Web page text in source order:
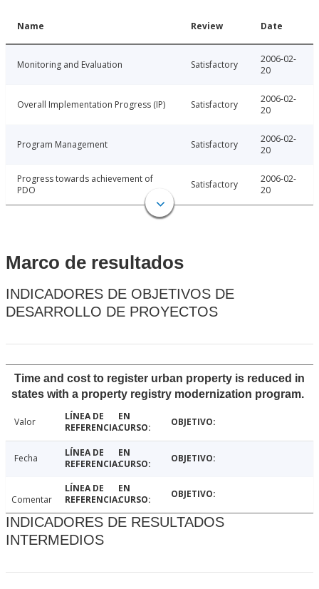
Name Review Date
Monitoring and Evaluation Satisfactory
2006-02-
20
Overall Implementation Progress (IP) Satisfactory
2006-02-
20
Program Management Satisfactory
2006-02-
20
Progress towards achievement of
PDO
Satisfactory
2006-02-
20
Marco de resultados
INDICADORES DE OBJETIVOS DE
DESARROLLO DE PROYECTOS
Time and cost to register urban property is reduced in
states with a property registry modernization program.
Valor
Fecha
Comentar
INDICADORES DE RESULTADOS
INTERMEDIOS